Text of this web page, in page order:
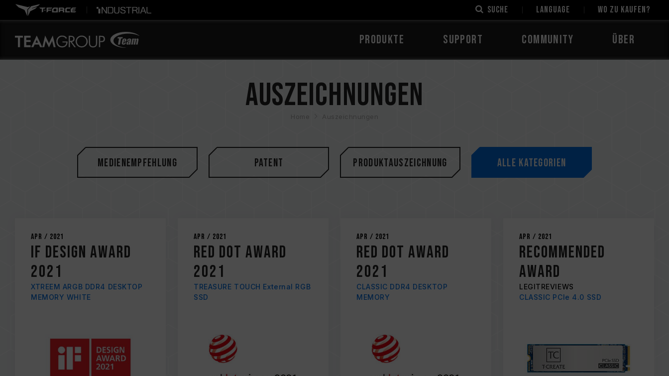
Suche LANGUAGE Wo zu kaufen?
PRODUKTE Support Community Über
Auszeichnungen
Auszeichnungen
Medienempfehlung Patent Produktauszeichnung Alle Kategorien
Apr / 2021
iF DESIGN AWARD
2021
XTREEM ARGB DDR4 DESKTOP
MEMORY WHITE
Apr / 2021
RED DOT AWARD
2021
TREASURE TOUCH External RGB
SSD
Apr / 2021
RED DOT AWARD
2021
CLASSIC DDR4 DESKTOP
MEMORY
Apr / 2021
RECOMMENDED
AWARD
LEGITREVIEWS
CLASSIC PCIe 4.0 SSD